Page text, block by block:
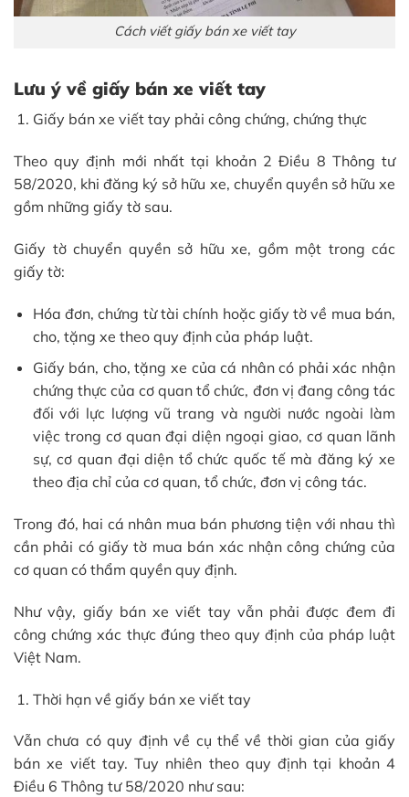
Cách viết giấy bán xe viết tay
Lưu ý về giấy bán xe viết tay
Giấy bán xe viết tay phải công chứng, chứng thực
Theo quy định mới nhất tại khoản 2 Điều 8 Thông tư
58/2020, khi đăng ký sở hữu xe, chuyển quyền sở hữu xe
gồm những giấy tờ sau.
Giấy tờ chuyển quyền sở hữu xe, gồm một trong các
giấy tờ:
Hóa đơn, chứng từ tài chính hoặc giấy tờ về mua bán,
cho, tặng xe theo quy định của pháp luật.
Giấy bán, cho, tặng xe của cá nhân có phải xác nhận
chứng thực của cơ quan tổ chức, đơn vị đang công tác
đối với lực lượng vũ trang và người nước ngoài làm
việc trong cơ quan đại diện ngoại giao, cơ quan lãnh
sự, cơ quan đại diện tổ chức quốc tế mà đăng ký xe
theo địa chỉ của cơ quan, tổ chức, đơn vị công tác.
Trong đó, hai cá nhân mua bán phương tiện với nhau thì
cần phải có giấy tờ mua bán xác nhận công chứng của
cơ quan có thẩm quyền quy định.
Như vậy, giấy bán xe viết tay vẫn phải được đem đi
công chứng xác thực đúng theo quy định của pháp luật
Việt Nam.
Thời hạn về giấy bán xe viết tay
Vẫn chưa có quy định về cụ thể về thời gian của giấy
bán xe viết tay. Tuy nhiên theo quy định tại khoản 4
Điều 6 Thông tư 58/2020 như sau: